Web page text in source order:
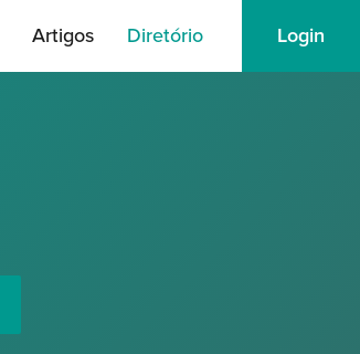
Artigos Diretório Login